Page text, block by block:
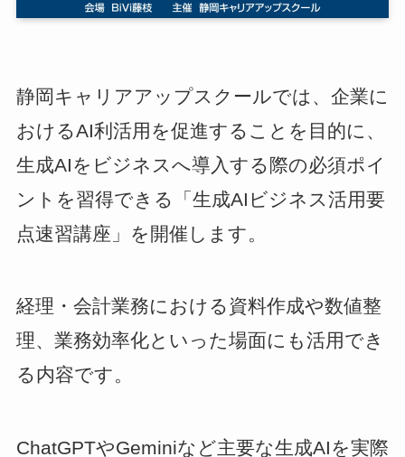
静岡キャリアアップスクールでは、企業に
おけるAI利活用を促進することを目的に、
生成AIをビジネスへ導入する際の必須ポイ
ントを習得できる「生成AIビジネス活用要
点速習講座」を開催します。
経理・会計業務における資料作成や数値整
理、業務効率化といった場面にも活用でき
る内容です。
ChatGPTやGeminiなど主要な生成AIを実際